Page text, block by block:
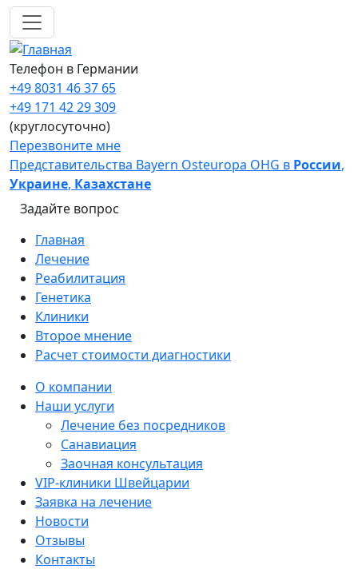
Перейти к основному содержанию
Телефон в Германии
+49 8031 46 37 65
+49 171 42 29 309
(круглосуточно)
Перезвоните мне
Представительства Bayern Osteuropa OHG в России,
Украине, Казахстане
Задайте вопрос
Main navigation
Главная
Лечение
Реабилитация
Генетика
Клиники
Второе мнение
Расчет стоимости диагностики
Sidebar
О компании
Наши услуги
Лечение без посредников
Санавиация
Заочная консультация
VIP-клиники Швейцарии
Заявка на лечение
Новости
Отзывы
Контакты